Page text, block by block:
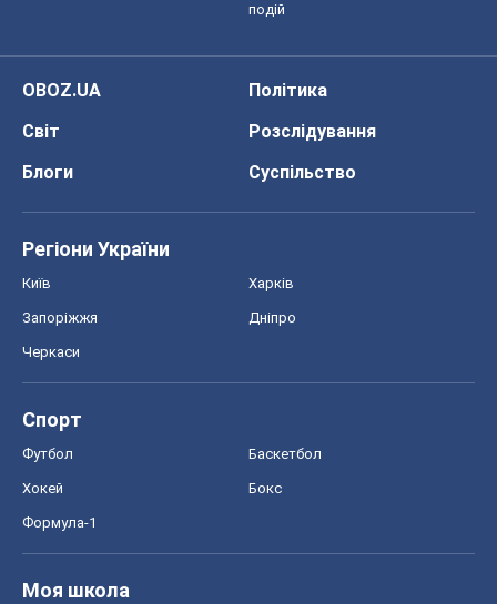
подій
OBOZ.UA
Політика
Світ
Розслідування
Блоги
Суспільство
Регіони України
Київ Харків
Запоріжжя Дніпро
Черкаси
Спорт
Футбол Баскетбол
Хокей Бокс
Формула-1
Моя школа